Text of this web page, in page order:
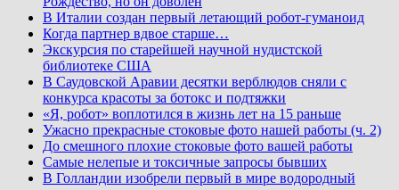
В Италии создан первый летающий робот-гуманоид
Когда партнер вдвое старше…
Экскурсия по старейшей научной нудистской
библиотеке США
В Саудовской Аравии десятки верблюдов сняли с
конкурса красоты за ботокс и подтяжки
«Я, робот» воплотился в жизнь лет на 15 раньше
Ужасно прекрасные стоковые фото нашей работы (ч. 2)
До смешного плохие стоковые фото вашей работы
Самые нелепые и токсичные запросы бывших
В Голландии изобрели первый в мире водородный